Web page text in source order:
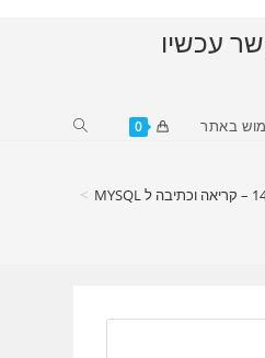
עכשיו
באתר 0
Toggle
>